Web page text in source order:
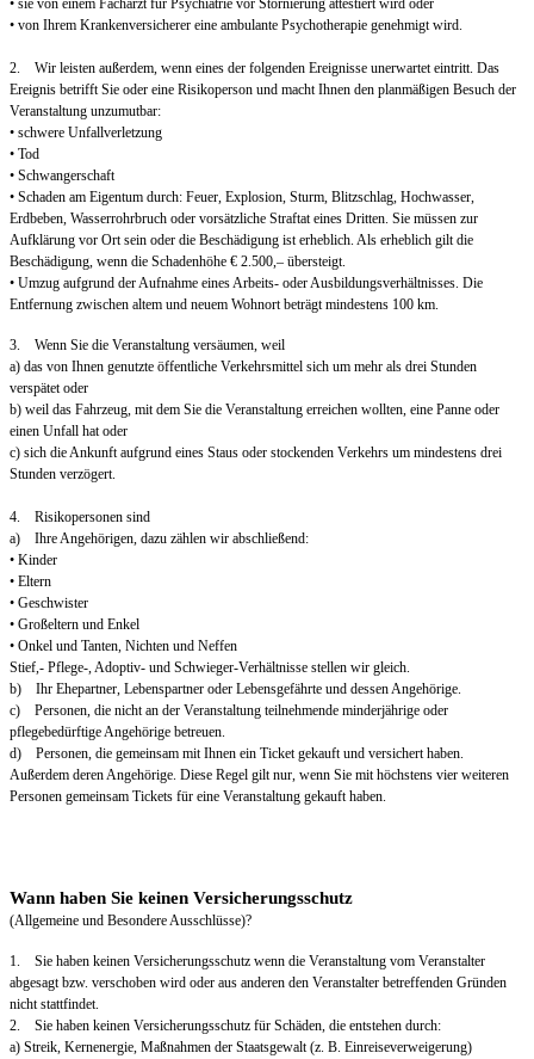
• sie von einem Facharzt für Psychiatrie vor Stornierung attestiert wird oder
• von Ihrem Krankenversicherer eine ambulante Psychotherapie genehmigt wird.
2. Wir leisten außerdem, wenn eines der folgenden Ereignisse unerwartet eintritt. Das
Ereignis betrifft Sie oder eine Risikoperson und macht Ihnen den planmäßigen Besuch der
Veranstaltung unzumutbar:
• schwere Unfallverletzung
• Tod
• Schwangerschaft
• Schaden am Eigentum durch: Feuer, Explosion, Sturm, Blitzschlag, Hochwasser,
Erdbeben, Wasserrohrbruch oder vorsätzliche Straftat eines Dritten. Sie müssen zur
Aufklärung vor Ort sein oder die Beschädigung ist erheblich. Als erheblich gilt die
Beschädigung, wenn die Schadenhöhe € 2.500,– übersteigt.
• Umzug aufgrund der Aufnahme eines Arbeits- oder Ausbildungsverhältnisses. Die
Entfernung zwischen altem und neuem Wohnort beträgt mindestens 100 km.
3. Wenn Sie die Veranstaltung versäumen, weil
a) das von Ihnen genutzte öffentliche Verkehrsmittel sich um mehr als drei Stunden
verspätet oder
b) weil das Fahrzeug, mit dem Sie die Veranstaltung erreichen wollten, eine Panne oder
einen Unfall hat oder
c) sich die Ankunft aufgrund eines Staus oder stockenden Verkehrs um mindestens drei
Stunden verzögert.
4. Risikopersonen sind
a) Ihre Angehörigen, dazu zählen wir abschließend:
• Kinder
• Eltern
• Geschwister
• Großeltern und Enkel
• Onkel und Tanten, Nichten und Neffen
Stief,- Pflege-, Adoptiv- und Schwieger-Verhältnisse stellen wir gleich.
b) Ihr Ehepartner, Lebenspartner oder Lebensgefährte und dessen Angehörige.
c) Personen, die nicht an der Veranstaltung teilnehmende minderjährige oder
pflegebedürftige Angehörige betreuen.
d) Personen, die gemeinsam mit Ihnen ein Ticket gekauft und versichert haben.
Außerdem deren Angehörige. Diese Regel gilt nur, wenn Sie mit höchstens vier weiteren
Personen gemeinsam Tickets für eine Veranstaltung gekauft haben.
Wann haben Sie keinen Versicherungsschutz
(Allgemeine und Besondere Ausschlüsse)?
1. Sie haben keinen Versicherungsschutz wenn die Veranstaltung vom Veranstalter
abgesagt bzw. verschoben wird oder aus anderen den Veranstalter betreffenden Gründen
nicht stattfindet.
2. Sie haben keinen Versicherungsschutz für Schäden, die entstehen durch:
a) Streik, Kernenergie, Maßnahmen der Staatsgewalt (z. B. Einreiseverweigerung)